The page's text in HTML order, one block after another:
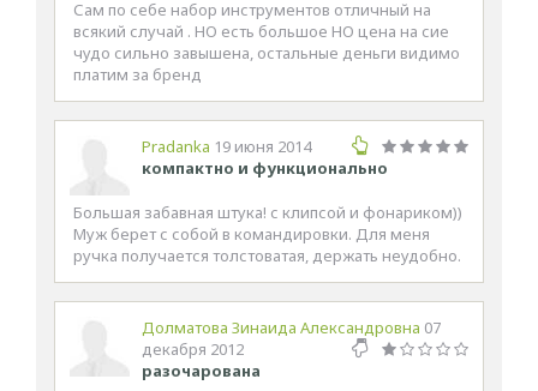
Сам по себе набор инструментов отличный на
всякий случай . НО есть большое НО цена на сие
чудо сильно завышена, остальные деньги видимо
платим за бренд
Pradanka 19 июня 2014
компактно и функционально
Большая забавная штука! с клипсой и фонариком))
Муж берет с собой в командировки. Для меня
ручка получается толстоватая, держать неудобно.
Долматова Зинаида Александровна 07
декабря 2012
разочарована